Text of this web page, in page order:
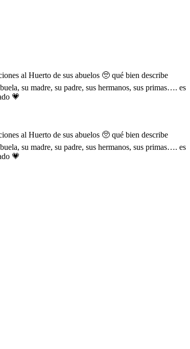
al Huerto de sus abuelos 🥺 qué bien describe
su madre, su padre, sus hermanos, sus primas…. es
💗
al Huerto de sus abuelos 🥺 qué bien describe
su madre, su padre, sus hermanos, sus primas…. es
💗